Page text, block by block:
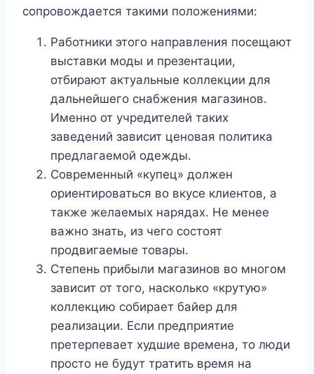
сопровождается такими положениями:
Работники этого направления посещают
выставки моды и презентации,
отбирают актуальные коллекции для
дальнейшего снабжения магазинов.
Именно от учредителей таких
заведений зависит ценовая политика
предлагаемой одежды.
Современный «купец» должен
ориентироваться во вкусе клиентов, а
также желаемых нарядах. Не менее
важно знать, из чего состоят
продвигаемые товары.
Степень прибыли магазинов во многом
зависит от того, насколько «крутую»
коллекцию собирает байер для
реализации. Если предприятие
претерпевает худшие времена, то люди
просто не будут тратить время на